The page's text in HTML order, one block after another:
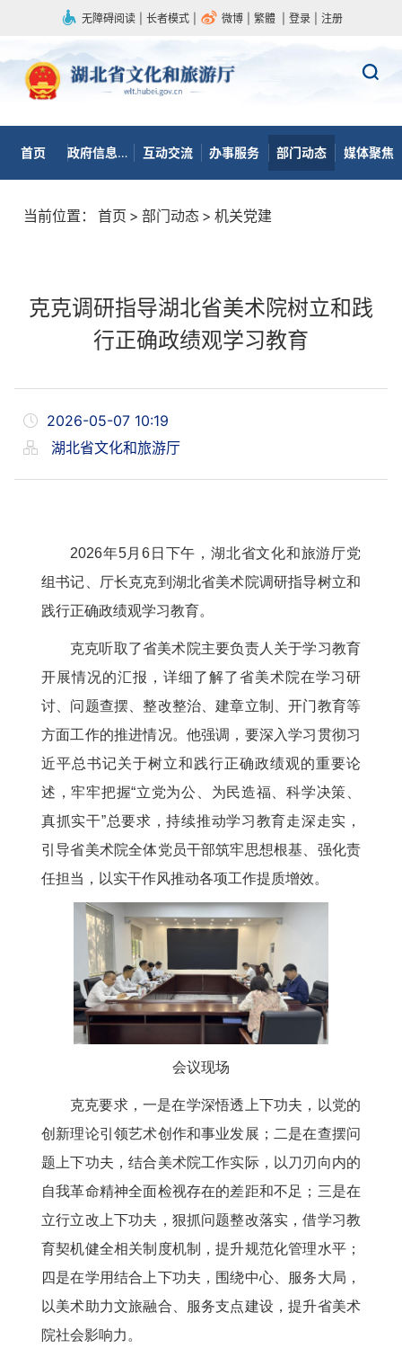
无障碍阅读 长者模式 微博 繁體 登录 注册
首页 政府信息公开 互动交流 办事服务 部门动态 媒体聚焦
当前位置： 首页 > 部门动态 > 机关党建
克克调研指导湖北省美术院树立和践
行正确政绩观学习教育
2026-05-07 10:19
湖北省文化和旅游厅
2026年5月6日下午，湖北省文化和旅游厅党
组书记、厅长克克到湖北省美术院调研指导树立和
践行正确政绩观学习教育。
克克听取了省美术院主要负责人关于学习教育
开展情况的汇报，详细了解了省美术院在学习研
讨、问题查摆、整改整治、建章立制、开门教育等
方面工作的推进情况。他强调，要深入学习贯彻习
近平总书记关于树立和践行正确政绩观的重要论
述，牢牢把握“立党为公、为民造福、科学决策、
真抓实干”总要求，持续推动学习教育走深走实，
引导省美术院全体党员干部筑牢思想根基、强化责
任担当，以实干作风推动各项工作提质增效。
会议现场
克克要求，一是在学深悟透上下功夫，以党的
创新理论引领艺术创作和事业发展；二是在查摆问
题上下功夫，结合美术院工作实际，以刀刃向内的
自我革命精神全面检视存在的差距和不足；三是在
立行立改上下功夫，狠抓问题整改落实，借学习教
育契机健全相关制度机制，提升规范化管理水平；
四是在学用结合上下功夫，围绕中心、服务大局，
以美术助力文旅融合、服务支点建设，提升省美术
院社会影响力。